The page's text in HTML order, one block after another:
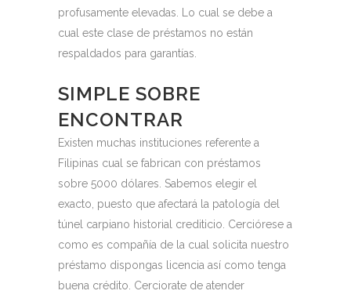
profusamente elevadas. Lo cual se debe a
cual este clase de préstamos no están
respaldados para garantías.
SIMPLE SOBRE
ENCONTRAR
Existen muchas instituciones referente a
Filipinas cual se fabrican con préstamos
sobre 5000 dólares. Sabemos elegir el
exacto, puesto que afectará la patologí­a del
túnel carpiano historial crediticio. Cerciórese a
como es compañía de la cual solicita nuestro
préstamo dispongas licencia así­ como tenga
buena crédito. Cerciorate de atender